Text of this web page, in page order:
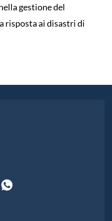
gestione del
risposta ai disastri di